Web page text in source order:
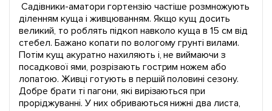
Садівники-аматори гортензію частіше розмножують
діленням куща і живцюванням. Якщо кущ досить
великий, то роблять підкоп навколо куща в 15 см від
стебел. Бажано копати по вологому грунті вилами.
Потім кущ акуратно нахиляють і, не виймаючи з
посадкової ями, розрізають гострим ножем або
лопатою. Живці готують в першій половині сезону.
Добре брати ті пагони, які вирізаються при
проріджуванні. У них обриваються нижні два листа,